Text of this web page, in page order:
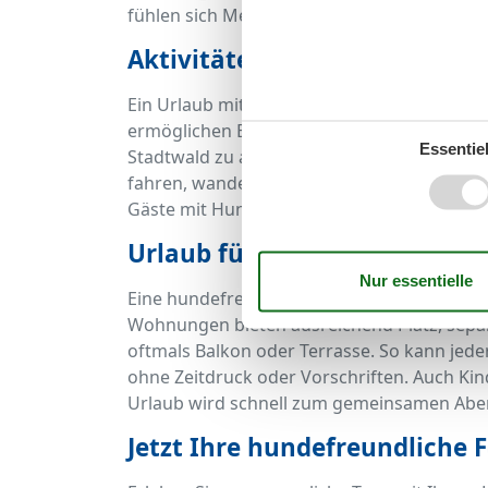
fühlen sich Mensch und Hund
Aktivitäten mit Hund in
Ein Urlaub mit Hund in Kühlungsborn
ermöglichen Badespaß für Vierbeiner,
Stadtwald zu ausgedehnten
fahren, wandern oder an geführten Touren
Gäste mit Hund herzlich willkommen –
Urlaub für die ganze Familie
Eine hundefreundliche Ferienwohnung in
Wohnungen bieten ausreichend Platz,
oftmals Balkon oder Terrasse. So kann
ohne Zeitdruck oder Vorschriften. Auch
Urlaub wird schnell zum gemeinsamen
Jetzt Ihre hundefreundliche